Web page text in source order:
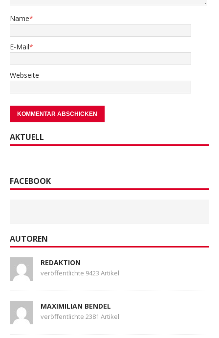
Name*
E-Mail*
Webseite
AKTUELL
FACEBOOK
AUTOREN
REDAKTION
veröffentlichte 9423 Artikel
MAXIMILIAN BENDEL
veröffentlichte 2381 Artikel